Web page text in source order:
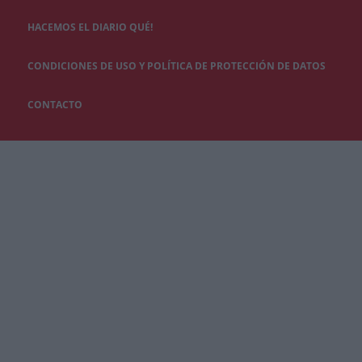
HACEMOS EL DIARIO QUÉ!
CONDICIONES DE USO Y POLÍTICA DE PROTECCIÓN DE DATOS
CONTACTO